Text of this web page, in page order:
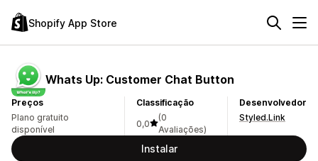
Shopify App Store
Whats Up: Customer Chat Button
Preços
Plano gratuito
disponível
Classificação
0,0
(0
Avaliações)
Desenvolvedor
Styled.Link
Instalar